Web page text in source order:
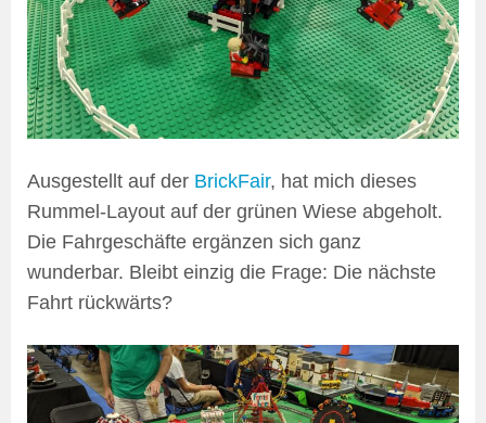
Ausgestellt auf der BrickFair, hat mich dieses
Rummel-Layout auf der grünen Wiese abgeholt.
Die Fahrgeschäfte ergänzen sich ganz
wunderbar. Bleibt einzig die Frage: Die nächste
Fahrt rückwärts?